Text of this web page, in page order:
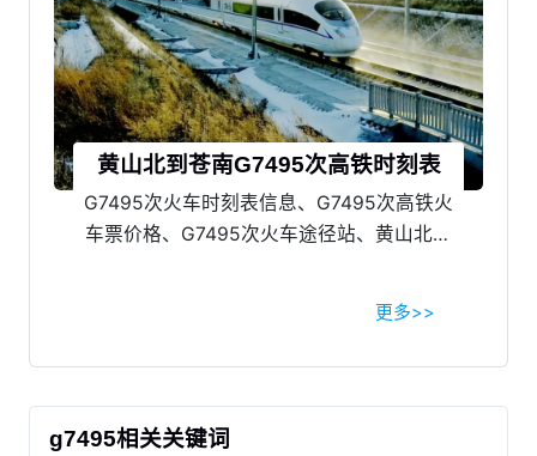
黄山北到苍南G7495次高铁时刻表
G7495次火车时刻表信息、G7495次高铁火
车票价格、G7495次火车途径站、黄山北到
更多>>
g7495相关关键词